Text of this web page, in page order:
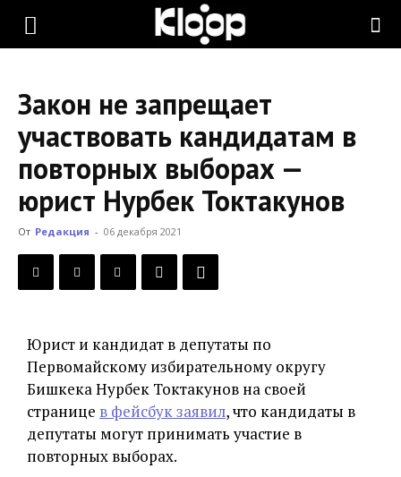
KLOOP.KG
Новости
Кыргызстана
Закон не запрещает
участвовать кандидатам в
повторных выборах —
юрист Нурбек Токтакунов
От Редакция - 06 декабря 2021
Юрист и кандидат в депутаты по
Первомайскому избирательному округу
Бишкека Нурбек Токтакунов на своей
странице в фейсбук заявил, что кандидаты в
депутаты могут принимать участие в
повторных выборах.